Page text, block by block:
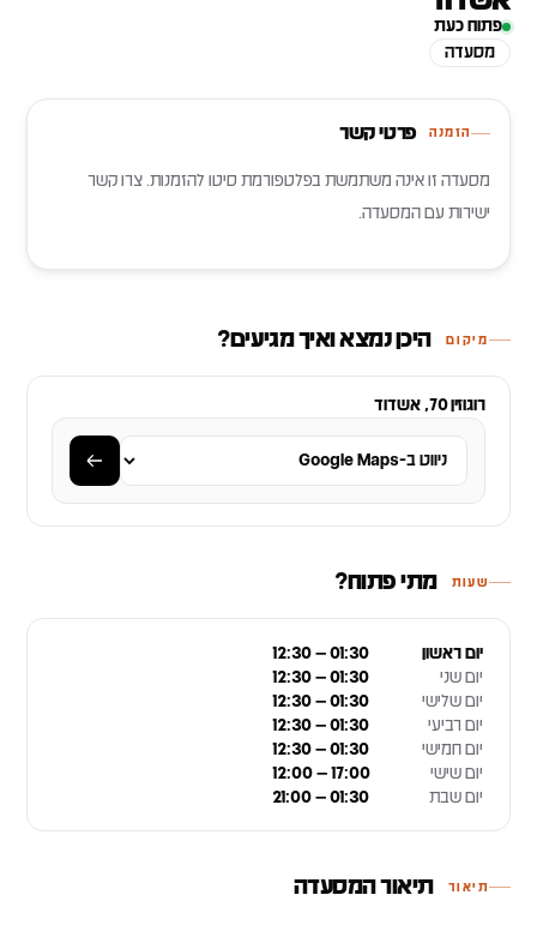
פתוח כעת
מסעדה
הזמנה פרטי קשר
מסעדה זו אינה משתמשת בפלטפורמת סיטו להזמנות. צרו קשר
ישירות עם המסעדה.
מיקום היכן נמצא ואיך מגיעים?
רוגוזין 70, אשדוד
שעות מתי פתוח?
יום ראשון
12:30 – 01:30
יום שני
12:30 – 01:30
יום שלישי
12:30 – 01:30
יום רביעי
12:30 – 01:30
יום חמישי
12:30 – 01:30
יום שישי
12:00 – 17:00
יום שבת
21:00 – 01:30
תיאור תיאור המסעדה